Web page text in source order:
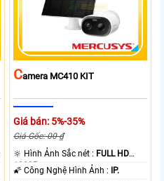
CAmera MC410 KIT
Giá bán: 5%-35%
Giá Gốc: 00 ₫
🔆 Hình Ảnh Sắc nét : FULL HD
1080P .
🌠 Công Nghệ Hình Ảnh :
IP.